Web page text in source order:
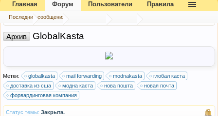
Главная Форум
Архив GlobalKasta
Метки: globalkasta mail forwarding modnakasta
глобал каста
доставка из сша
модна каста нова пошта
новая почта
форвардинговая компания
Статус темы: Закрыта.
Главная Форум
Последние сообщения
Пользователи Правила